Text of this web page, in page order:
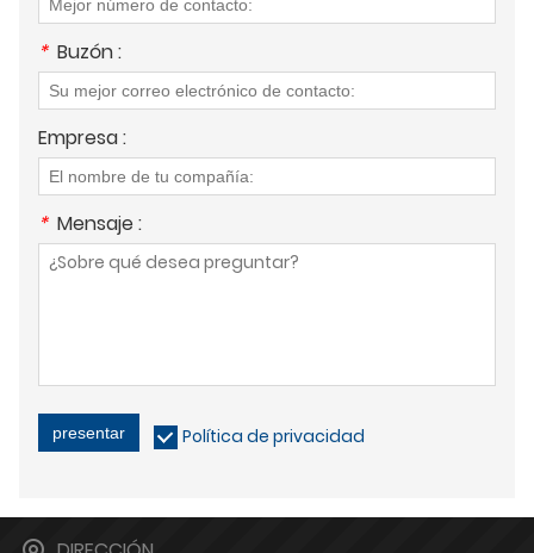
* Buzón :
Empresa :
* Mensaje :
presentar Política de privacidad